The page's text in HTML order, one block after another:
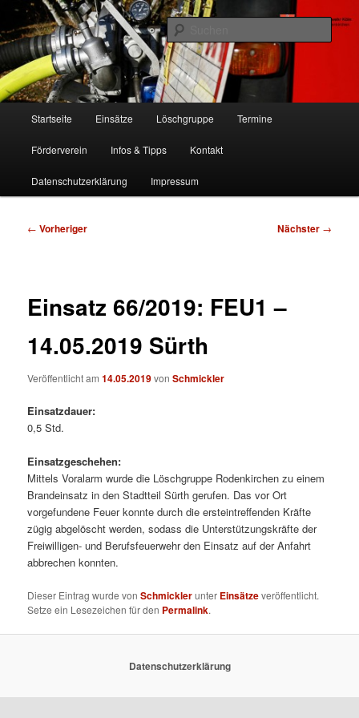
Zum
primären
Inhalt
springenFF Köln, LG RD
Freiwillige Feuerwehr Köln, Löschgruppe Rodenkirchen
Startseite Einsätze Löschgruppe Termine
Förderverein Infos & Tipps Kontakt
Datenschutzerklärung Impressum
Beitragsnavigation
← Vorheriger Nächster →
Einsatz 66/2019: FEU1 –
14.05.2019 Sürth
Veröffentlicht am14.05.2019vonSchmickler
Einsatzdauer:
0,5 Std.
Einsatzgeschehen:
Mittels Voralarm wurde die Löschgruppe Rodenkirchen zu einem
Brandeinsatz in den Stadtteil Sürth gerufen. Das vor Ort
vorgefundene Feuer konnte durch die ersteintreffenden Kräfte
zügig abgelöscht werden, sodass die Unterstützungskräfte der
Freiwilligen- und Berufsfeuerwehr den Einsatz auf der Anfahrt
abbrechen konnten.
Dieser Eintrag wurde vonSchmicklerunter Einsätzeveröffentlicht.
Setze ein Lesezeichen für den Permalink.
Datenschutzerklärung